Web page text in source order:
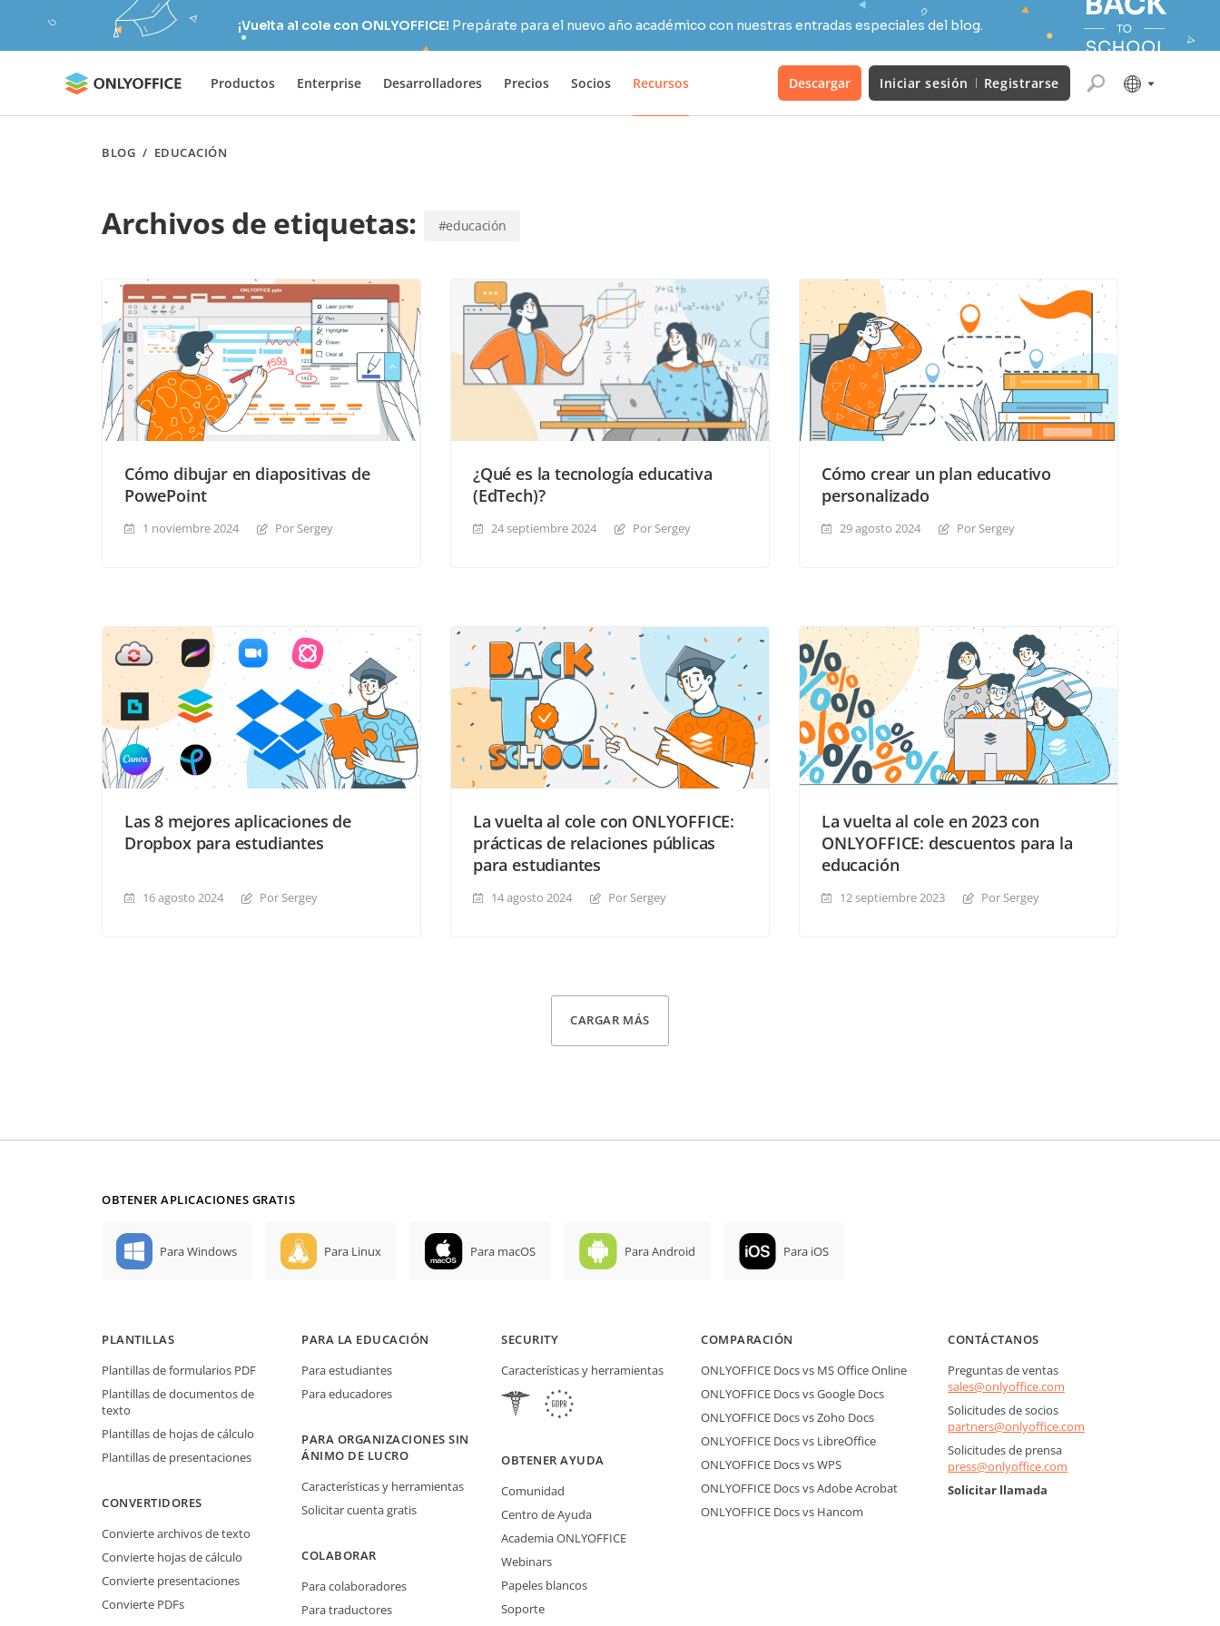
¡Vuelta al cole con ONLYOFFICE! Prepárate para el nuevo año académico con nuestras entradas especiales del blog.
Productos Enterprise Desarrolladores Precios Socios Recursos Descargar Iniciar sesión Registrarse
BLOG / EDUCACIÓN
Archivos de etiquetas: #educación
Cómo dibujar en diapositivas de
PowePoint
1 noviembre 2024 Por Sergey
¿Qué es la tecnología educativa
(EdTech)?
24 septiembre 2024 Por Sergey
Cómo crear un plan educativo
personalizado
29 agosto 2024 Por Sergey
Las 8 mejores aplicaciones de
Dropbox para estudiantes
16 agosto 2024 Por Sergey
La vuelta al cole con ONLYOFFICE:
prácticas de relaciones públicas
para estudiantes
14 agosto 2024 Por Sergey
La vuelta al cole en 2023 con
ONLYOFFICE: descuentos para la
educación
12 septiembre 2023 Por Sergey
CARGAR MÁS
OBTENER APLICACIONES GRATIS
Para Windows Para Linux Para macOS Para Android Para iOS
PLANTILLAS
Plantillas de formularios PDF
Plantillas de documentos de
texto
Plantillas de hojas de cálculo
Plantillas de presentaciones
CONVERTIDORES
Convierte archivos de texto
Convierte hojas de cálculo
Convierte presentaciones
Convierte PDFs
PARA LA EDUCACIÓN
Para estudiantes
Para educadores
PARA ORGANIZACIONES SIN
ÁNIMO DE LUCRO
Características y herramientas
Solicitar cuenta gratis
COLABORAR
Para colaboradores
Para traductores
SECURITY
Características y herramientas
OBTENER AYUDA
Comunidad
Centro de Ayuda
Academia ONLYOFFICE
Webinars
Papeles blancos
Soporte
COMPARACIÓN
ONLYOFFICE Docs vs MS Office Online
ONLYOFFICE Docs vs Google Docs
ONLYOFFICE Docs vs Zoho Docs
ONLYOFFICE Docs vs LibreOffice
ONLYOFFICE Docs vs WPS
ONLYOFFICE Docs vs Adobe Acrobat
ONLYOFFICE Docs vs Hancom
CONTÁCTANOS
Preguntas de ventas
sales@onlyoffice.com
Solicitudes de socios
partners@onlyoffice.com
Solicitudes de prensa
press@onlyoffice.com
Solicitar llamada